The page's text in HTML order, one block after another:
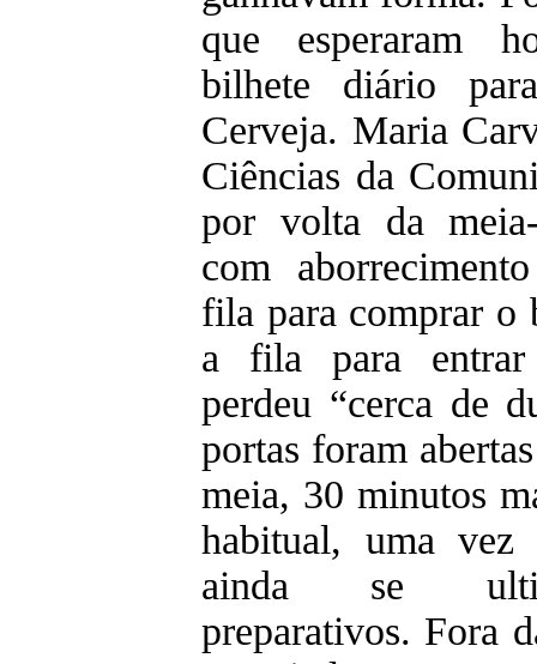
que esperaram
bilhete diário
Cerveja. Maria
Ciências da
por volta da
com
fila para comprar o
a fila para
perdeu “cerca de
portas foram
meia, 30 minutos
habitual, uma
ainda se
preparativos. Fora